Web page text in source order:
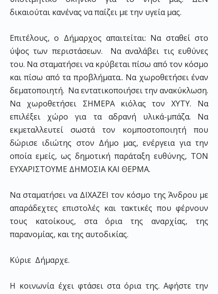
δικαιούται κανένας να παίζει με την υγεία μας.
Επιτέλους, ο Δήμαρχος απαιτείται: Να σταθεί στο
ύψος των περιστάσεων. Να αναλάβει τις ευθύνες
του. Να σταματήσει να κρύβεται πίσω από τον κόσμο
και πίσω από τα προβλήματα.. Να χωροθετήσει έναν
δεματοποιητή. Να εντατικοποιήσει την ανακύκλωση.
Να χωροθετήσει ΣΗΜΕΡΑ κιόλας τον ΧΥΤΥ. Να
επιλέξει χώρο για τα αδρανή υλικά-μπάζα. Να
εκμεταλλευτεί σωστά τον κομποστοποιητή που
δώρισε ιδιώτης στον Δήμο μας, ενέργεια για την
οποία εμείς, ως δημοτική παράταξη ευθύνης, ΤΟΝ
ΕΥΧΑΡΙΣΤΟΥΜΕ ΔΗΜΟΣΙΑ ΚΑΙ ΘΕΡΜΑ.
Να σταματήσει να ΔΙΧΑΖΕΙ τον κόσμο της Άνδρου με
απαράδεχτες επιστολές και τακτικές που φέρνουν
τους κατοίκους, στα όρια της αναρχίας, της
παρανομίας, και της αυτοδικίας.
Κύριε Δήμαρχε.
Η κοινωνία έχει φτάσει στα όρια της. Αφήστε την